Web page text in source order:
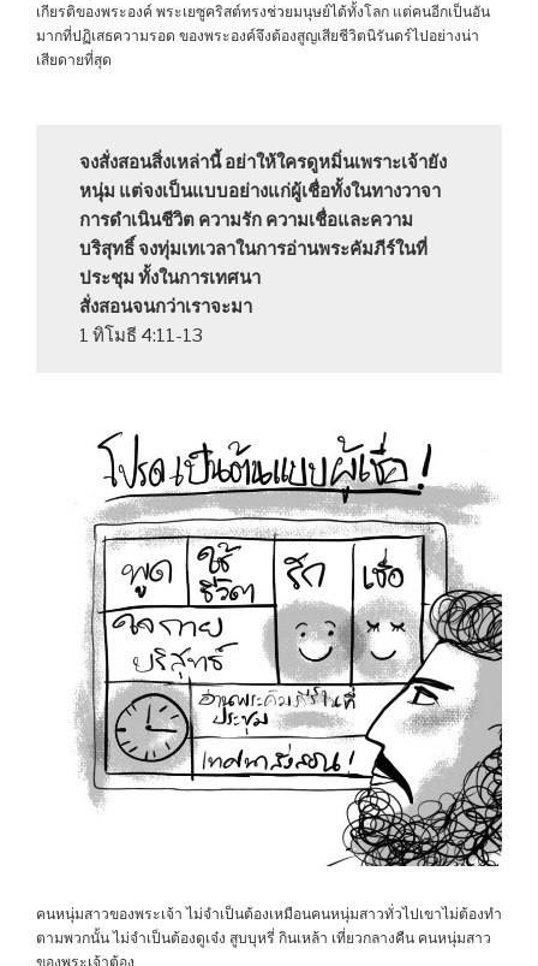
เกียรติของพระองค์ พระเยซูคริสต์ทรงช่วยมนุษย์ได้ทั้งโลก แต่คนอีกเป็นอัน
มากที่ปฏิเสธความรอด ของพระองค์จึงต้องสูญเสียชีวิตนิรันดร์ไปอย่างน่า
เสียดายที่สุด
จงสั่งสอนสิ่งเหล่านี้ อย่าให้ใครดูหมิ่นเพราะเจ้ายัง
หนุ่ม แต่จงเป็นแบบอย่างแก่ผู้เชื่อทั้งในทางวาจา
การดำเนินชีวิต ความรัก ความเชื่อและความ
บริสุทธิ์ จงทุ่มเทเวลาในการอ่านพระคัมภีร์ในที่
ประชุม ทั้งในการเทศนา
สั่งสอนจนกว่าเราจะมา
1 ทิโมธี 4:11-13
คนหนุ่มสาวของพระเจ้า ไม่จำเป็นต้องเหมือนคนหนุ่มสาวทั่วไปเขาไม่ต้องทำ
ตามพวกนั้น ไม่จำเป็นต้องดูเจ๋ง สูบบุหรี่ กินเหล้า เที่ยวกลางคืน คนหนุ่มสาว
ของพระเจ้าต้อง